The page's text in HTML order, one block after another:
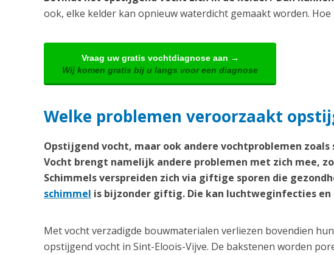
ook, elke kelder kan opnieuw waterdicht gemaakt worden.
Vraag uw gratis vochtdiagnose aan →
Wij komen gratis bij u langs voor een diagnose
Welke problemen veroorzaakt
Opstijgend vocht, maar ook andere vochtproblemen
Vocht brengt namelijk andere problemen met zich mee,
Schimmels verspreiden zich via giftige sporen die
schimmel is bijzonder giftig. Die kan luchtweginfecties
Met vocht verzadigde bouwmaterialen verliezen bovendien
opstijgend vocht in Sint-Eloois-Vijve. De bakstenen worden